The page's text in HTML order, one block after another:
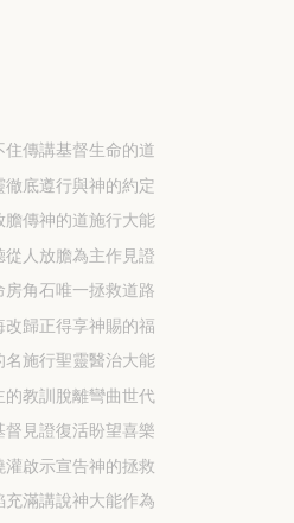
住傳講基督生命的道
徹底遵行與神的約定
膽傳神的道施行大能
從人放膽為主作見證
房角石唯一拯救道路
改歸正得享神賜的福
名施行聖靈醫治大能
的教訓脫離彎曲世代
督見證復活盼望喜樂
灌啟示宣告神的拯救
充滿講說神大能作為